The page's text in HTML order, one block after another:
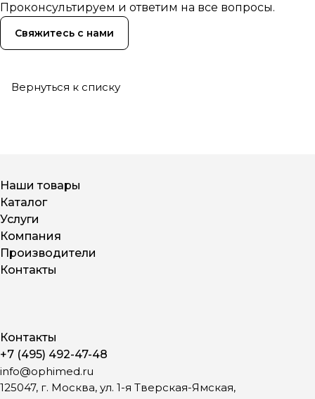
Проконсультируем и ответим на все вопросы.
Свяжитесь с нами
Вернуться к списку
Наши товары
Каталог
Услуги
Компания
Производители
Контакты
Контакты
+7 (495) 492-47-48
info@ophimed.ru
125047, г. Москва, ул. 1-я Тверская-Ямская,